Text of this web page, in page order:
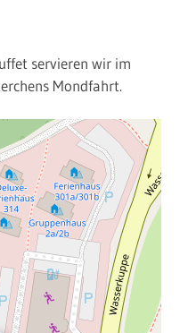
servieren wir im
Mondfahrt.